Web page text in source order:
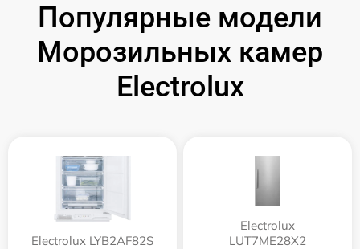
Популярные модели
Морозильных камер
Electrolux
Electrolux LYB2AF82S
Electrolux
LUT7ME28X2